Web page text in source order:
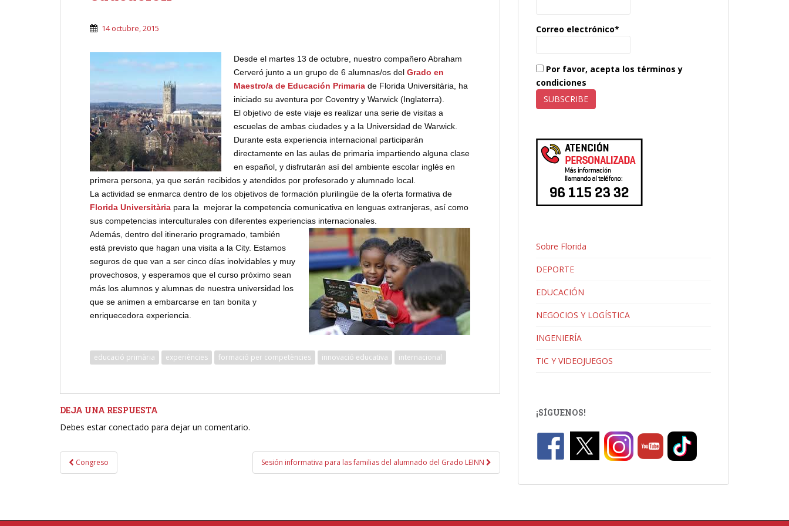
14 octubre, 2015
Desde el martes 13 de octubre, nuestro compañero Abraham
Cerveró junto a un grupo de 6 alumnas/os del Grado en
Maestro/a de Educación Primaria de Florida Universitària, ha
iniciado su aventura por Coventry y Warwick (Inglaterra).
El objetivo de este viaje es realizar una serie de visitas a
escuelas de ambas ciudades y a la Universidad de Warwick.
Durante esta experiencia internacional participarán
directamente en las aulas de primaria impartiendo alguna clase
en español, y disfrutarán así del ambiente escolar inglés en
primera persona, ya que serán recibidos y atendidos por profesorado y alumnado local.
La actividad se enmarca dentro de los objetivos de formación plurilingüe de la oferta formativa de
Florida Universitària para la mejorar la competencia comunicativa en lenguas extranjeras, así como
sus competencias interculturales con diferentes experiencias internacionales.
Además, dentro del itinerario programado, también
está previsto que hagan una visita a la City. Estamos
seguros de que van a ser cinco días inolvidables y muy
provechosos, y esperamos que el curso próximo sean
más los alumnos y alumnas de nuestra universidad los
que se animen a embarcarse en tan bonita y
enriquecedora experiencia.
educació primària experiències formació per competències innovació educativa internacional
DEJA UNA RESPUESTA
Debes estar conectado para dejar un comentario.
Navegación
de
Congreso Sesión informativa para las familias del alumnado del Grado LEINN
Correo electrónico*
Por favor, acepta los términos y
condiciones
Sobre Florida
DEPORTE
EDUCACIÓN
NEGOCIOS Y LOGÍSTICA
INGENIERÍA
TIC Y VIDEOJUEGOS
¡SÍGUENOS!